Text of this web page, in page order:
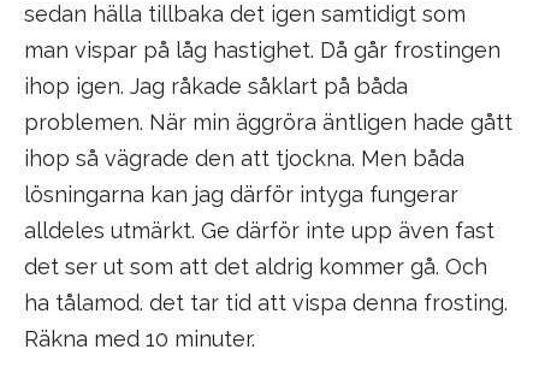
sedan hälla tillbaka det igen samtidigt som
man vispar på låg hastighet. Då går frostingen
ihop igen. Jag råkade såklart på båda
problemen. När min äggröra äntligen hade gått
ihop så vägrade den att tjockna. Men båda
lösningarna kan jag därför intyga fungerar
alldeles utmärkt. Ge därför inte upp även fast
det ser ut som att det aldrig kommer gå. Och
ha tålamod. det tar tid att vispa denna frosting.
Räkna med 10 minuter.